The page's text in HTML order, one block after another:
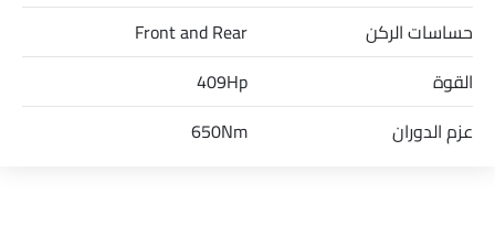
حساسات الركن
Front and Rear
القوة
409Hp
عزم الدوران
650Nm